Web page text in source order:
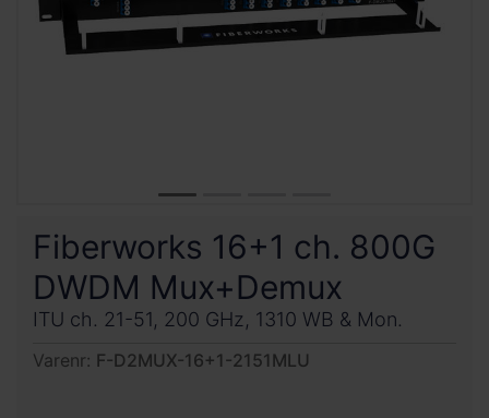
Fiberworks 16+1 ch. 800G
DWDM Mux+Demux
ITU ch. 21-51, 200 GHz, 1310 WB & Mon.
Varenr: F-D2MUX-16+1-2151MLU